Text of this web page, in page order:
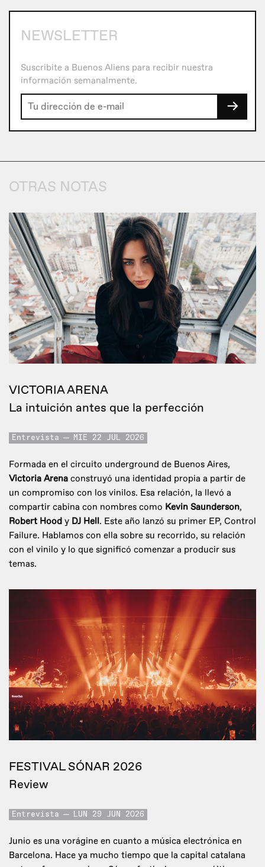
NEWSLETTER
Suscribite a Buenos Aliens para recibir nuestra
información semanalmente.
→
OTRAS NOTAS
VICTORIA ARENA
La intuición antes que la perfección
Entrevista MIE 22 JUL 2026
Formada en el circuito underground de Buenos Aires,
Victoria Arena construyó una identidad propia a partir de
un compromiso con los vinilos. Esa relación, la llevó a
compartir cabina con nombres como Kevin Saunderson,
Robert Hood y DJ Hell. Este año lanzó su primer EP, Control
Failure. Hablamos con ella sobre su recorrido, su relación
con el vinilo y lo que significó comenzar a producir sus
temas.
FESTIVAL SÓNAR 2026
Review
Entrevista LUN 29 JUN 2026
Junio es una vorágine en cuanto a música electrónica en
Barcelona. Hace ya mucho tiempo que la capital catalana